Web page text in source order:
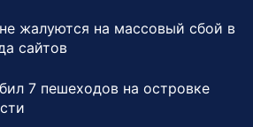
жалуются на массовый сбой в
сайтов
7 пешеходов на островке